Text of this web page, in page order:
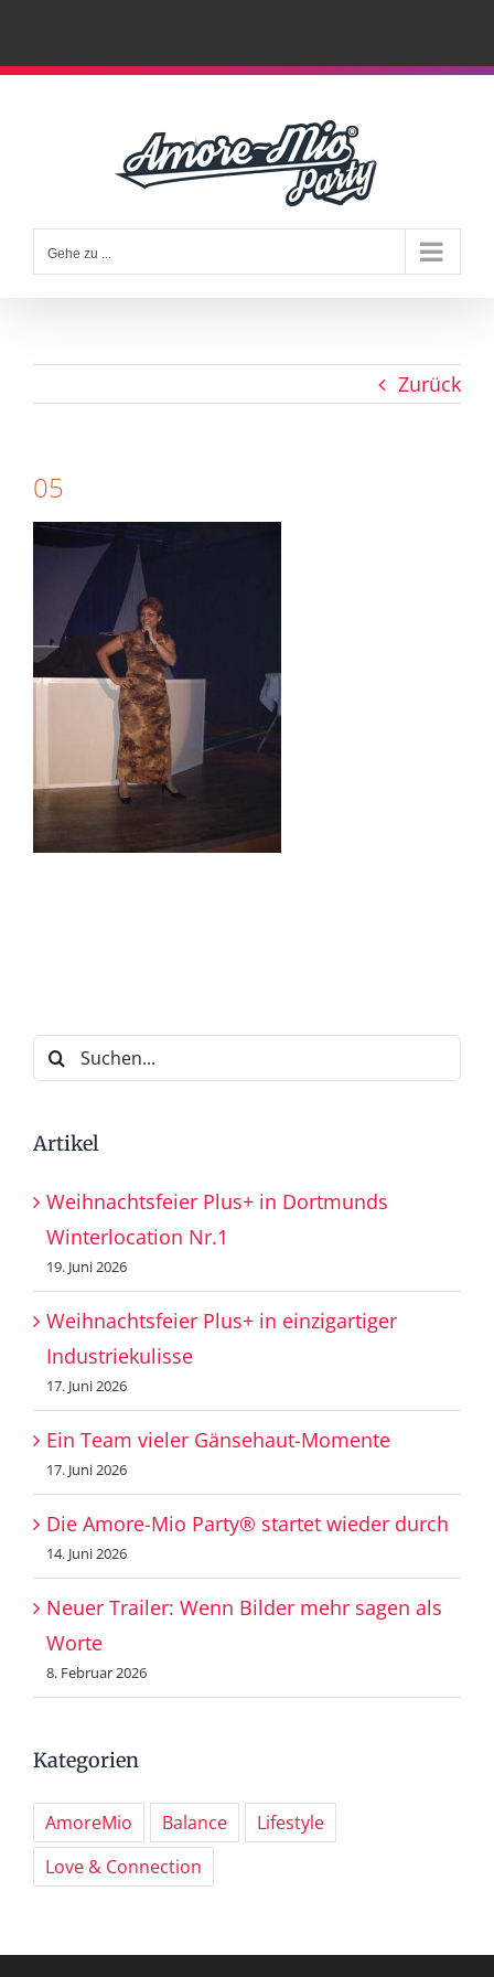
Zum
Gehe zu ...
Zurück
05
Suche
nach:
Artikel
Weihnachtsfeier Plus+ in Dortmunds
Winterlocation Nr.1
19. Juni 2026
Weihnachtsfeier Plus+ in einzigartiger
Industriekulisse
17. Juni 2026
Ein Team vieler Gänsehaut-Momente
17. Juni 2026
Die Amore-Mio Party® startet wieder durch
14. Juni 2026
Neuer Trailer: Wenn Bilder mehr sagen als
Worte
8. Februar 2026
Kategorien
AmoreMio Balance
Lifestyle
Love & Connection